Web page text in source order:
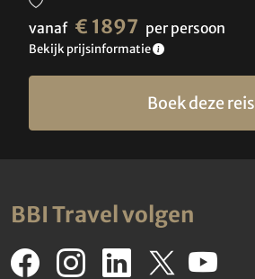
vanaf € 1897 per persoon
Bekijk prijsinformatie
Boek deze reis
BBI Travel volgen